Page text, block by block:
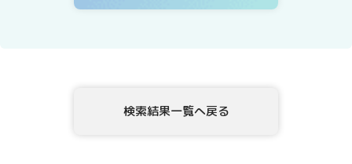
ては、当社が運用する個人情報保護マネジメントシステムにより管理
者提供記録の開示を、当社に申し出ることができます。ご請求方法
検索結果一覧へ戻る